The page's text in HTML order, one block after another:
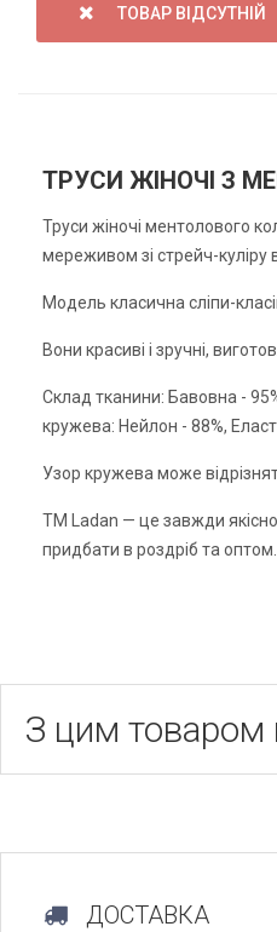
ТОВАР ВІДСУТНІЙ
ТРУСИ ЖІНОЧІ З
Труси жіночі ментолового
мереживом зі стрейч-куліру
Модель класична сліпи-
Вони красиві і зручні,
Склад тканини: Бавовна -
кружева: Нейлон - 88%,
Узор кружева може
TM Ladan — це завжди
придбати в роздріб та оптом.
З цим товаром
ДОСТАВКА